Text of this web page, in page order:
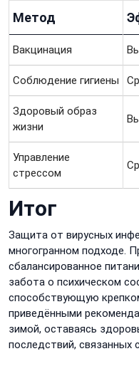
Метод
Вакцинация
Соблюдение гигиены
Здоровый образ
жизни
Управление
стрессом
Итог
Защита от вирусных
многогранном подходе.
сбалансированное
забота о психическом
способствующую
приведёнными
зимой, оставаясь
последствий, связанных